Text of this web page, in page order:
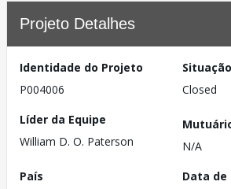
Projeto Detalhes
Identidade do Projeto
P004006
Situação
Closed
Líder da Equipe
William D. O. Paterson
N/A
País
Data de